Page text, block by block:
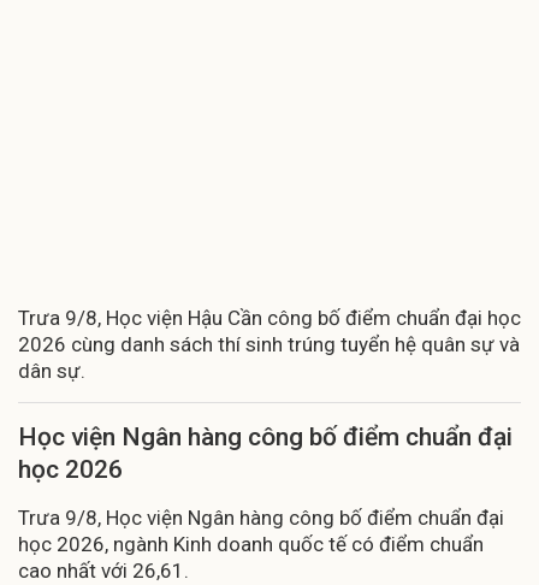
Trưa 9/8, Học viện Hậu Cần công bố điểm chuẩn đại học
2026 cùng danh sách thí sinh trúng tuyển hệ quân sự và
dân sự.
Học viện Ngân hàng công bố điểm chuẩn đại
học 2026
Trưa 9/8, Học viện Ngân hàng công bố điểm chuẩn đại
học 2026, ngành Kinh doanh quốc tế có điểm chuẩn
cao nhất với 26,61.